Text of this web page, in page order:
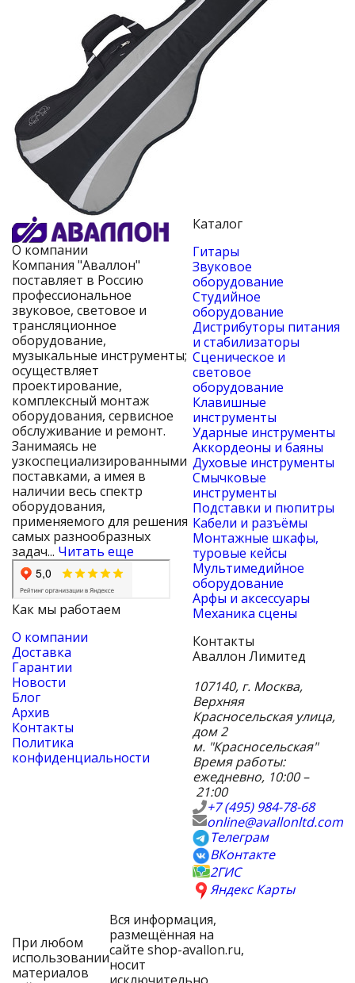
О компании
Компания "Аваллон"
поставляет в Россию
профессиональное
звуковое, световое и
трансляционное
оборудование,
музыкальные инструменты;
осуществляет
проектирование,
комплексный монтаж
оборудования, сервисное
обслуживание и ремонт.
Занимаясь не
узкоспециализированными
поставками, а имея в
наличии весь спектр
оборудования,
применяемого для решения
самых разнообразных
задач... Читать еще
Как мы работаем
О компании
Доставка
Гарантии
Новости
Блог
Архив
Контакты
Политика
конфиденциальности
Каталог
Гитары
Звуковое
оборудование
Студийное
оборудование
Дистрибуторы питания
и стабилизаторы
Сценическое и
световое
оборудование
Клавишные
инструменты
Ударные инструменты
Аккордеоны и баяны
Духовые инструменты
Смычковые
инструменты
Подставки и пюпитры
Кабели и разъёмы
Монтажные шкафы,
туровые кейсы
Мультимедийное
оборудование
Арфы и аксессуары
Механика сцены
Контакты
Аваллон Лимитед
107140, г. Москва,
Верхняя
Красносельская улица,
дом 2
м. "Красносельская"
Время работы:
ежедневно, 10:00 –
21:00
+7 (495) 984-78-68
online@avallonltd.com
Телеграм
ВКонтакте
2ГИС
Яндекс Карты
При любом
использовании
материалов
Вся информация,
размещённая на
сайте shop-avallon.ru,
носит